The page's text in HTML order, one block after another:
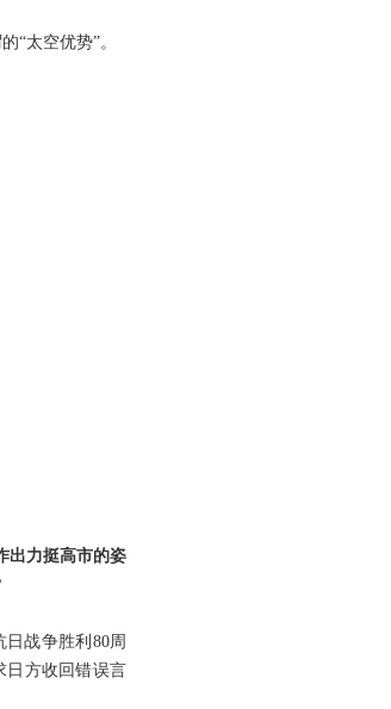
“太空优势”。
出力挺高市的姿
战争胜利80周
日方收回错误言